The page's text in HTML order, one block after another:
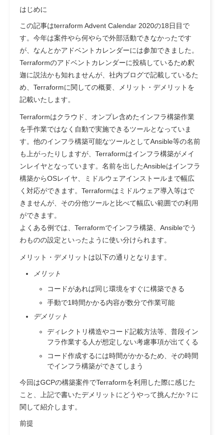
はじめに
この記事はterraform Advent Calendar 2020の18日目で
す。今年は案件やら何やらで外部活動できなかったです
が、なんとかアドベントカレンダーには参加できました。
Terraformのアドベントカレンダーに投稿しているため釈
迦に説法かも知れませんが、社内ブログで記載しているた
め、Terraformに関しての概要、メリット・デメリットを
記載いたします。
Terraformはクラウド、オンプレ含めたインフラ構築作業
を手作業ではなく自動で実施できるツールとなっていま
す。他のインフラ構築可能なツールとしてAnsible等の名前
も上がったりしますが、Terraformはインフラ構築がメイ
ンレイヤとなっています。名前を出したAnsibleはインフラ
構築からOSレイヤ、ミドルウェアインストールまで幅広
く対応ができます。Terraformはミドルウェア導入等はで
きませんが、その分他ツールと比べて幅広い範囲での利用
ができます。
よくある例では、Terraformでインフラ構築、Ansibleでう
わものの設定といったように使い分けられます。
メリット・デメリットは以下の通りとなります。
メリット
コードがあれば同じ環境をすぐに構築できる
手動で1時間かかる内容が数分で作業可能
デメリット
ディレクトリ構造やコード記載方法等、普段イン
フラ作業する人が想定しない考慮事項が出てくる
コード作成するには時間がかかるため、その時間
でインフラ構築ができてしまう
今回はGCPの構築案件でTerraformを利用した際に感じた
こと、上記で書いたデメリットにどうやって挑んだか？に
関して紹介します。
前提